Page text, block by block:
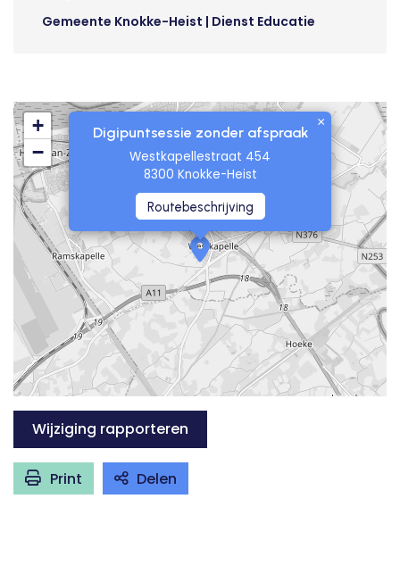
Gemeente Knokke-Heist | Dienst Educatie
Digipuntsessie zonder afspraak
Westkapellestraat 454
8300 Knokke-Heist
Routebeschrijving
×
+
−
Wijziging rapporteren
Print Delen